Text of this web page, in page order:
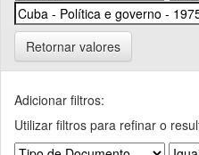
Retornar valores
Adicionar filtros:
Utilizar filtros para refinar o